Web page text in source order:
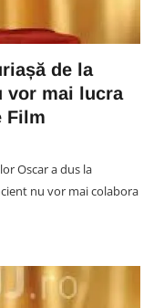
de la
vor mai lucra
Film
Oscar a dus la
nu vor mai colabora